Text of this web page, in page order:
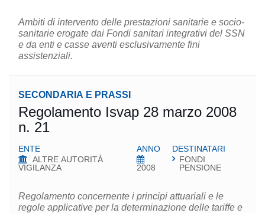
Ambiti di intervento delle prestazioni sanitarie e socio-
sanitarie erogate dai Fondi sanitari integrativi del SSN
e da enti e casse aventi esclusivamente fini
assistenziali.
SECONDARIA E PRASSI
Regolamento Isvap 28 marzo 2008
n. 21
ENTE
ALTRE AUTORITÀ
VIGILANZA
ANNO
2008
DESTINATARI
FONDI
PENSIONE
Regolamento concernente i principi attuariali e le
regole applicative per la determinazione delle tariffe e